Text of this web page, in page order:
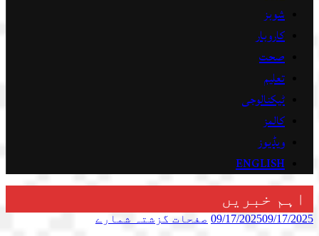
شوبز
کاروبار
صحت
تعلیم
ٹیکنالوجی
کالمز
ویڈیوز
ENGLISH
اہم خبریں
09/17/202509/17/2025 صفحات گزشتہ شمارے